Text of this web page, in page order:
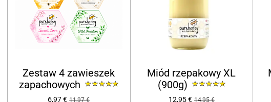
Zestaw 4 zawieszek
zapachowych
6,97 € 11,97 €
Miód rzepakowy XL
(900g)
12,95 € 14,95 €